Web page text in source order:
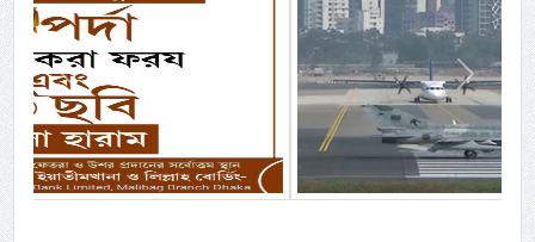
Previous Next